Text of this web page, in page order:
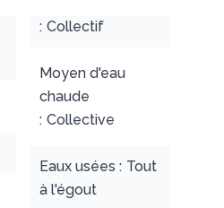
Collectif
Moyen d'eau
chaude
Collective
Eaux usées
Tout
à l'égout